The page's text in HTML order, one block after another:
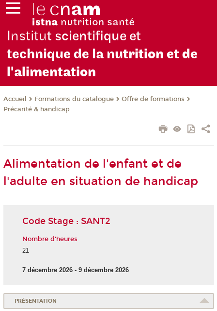
Institut scientifique et
technique de la nutrition et de
l'alimentation
Accueil Formations du catalogue
Offre de formations
Précarité & handicap
Alimentation de l'enfant et de
l'adulte en situation de handicap
Code Stage : SANT2
Nombre d'heures
21
7 décembre 2026 - 9 décembre 2026
PRÉSENTATION